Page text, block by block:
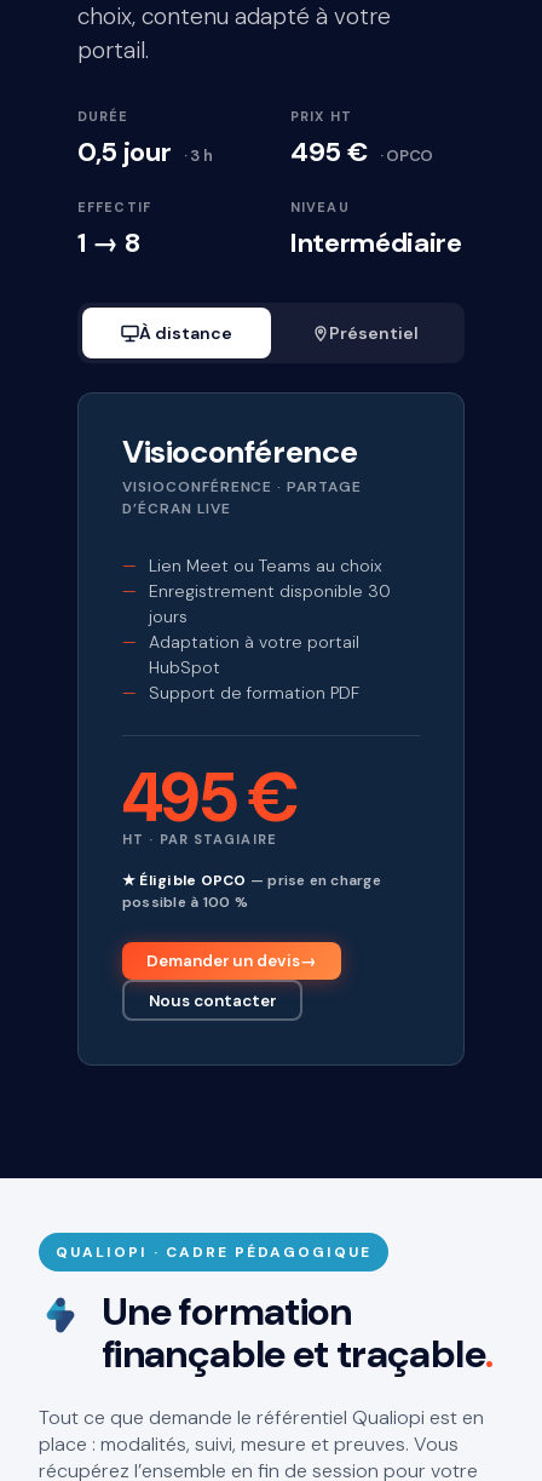
choix, contenu adapté à votre
portail.
DURÉE
0,5 jour · 3 h
PRIX HT
495 € · OPCO
EFFECTIF
1 → 8
NIVEAU
Intermédiaire
À distance Présentiel
Visioconférence
VISIOCONFÉRENCE · PARTAGE
D’ÉCRAN LIVE
Lien Meet ou Teams au choix
Enregistrement disponible 30
jours
Adaptation à votre portail
HubSpot
Support de formation PDF
495 €
HT · PAR STAGIAIRE
★ Éligible OPCO — prise en charge
possible à 100 %
Demander un devis→
Nous contacter
QUALIOPI · CADRE PÉDAGOGIQUE
Une formation
finançable et traçable.
Tout ce que demande le référentiel Qualiopi est en
place : modalités, suivi, mesure et preuves. Vous
récupérez l’ensemble en fin de session pour votre